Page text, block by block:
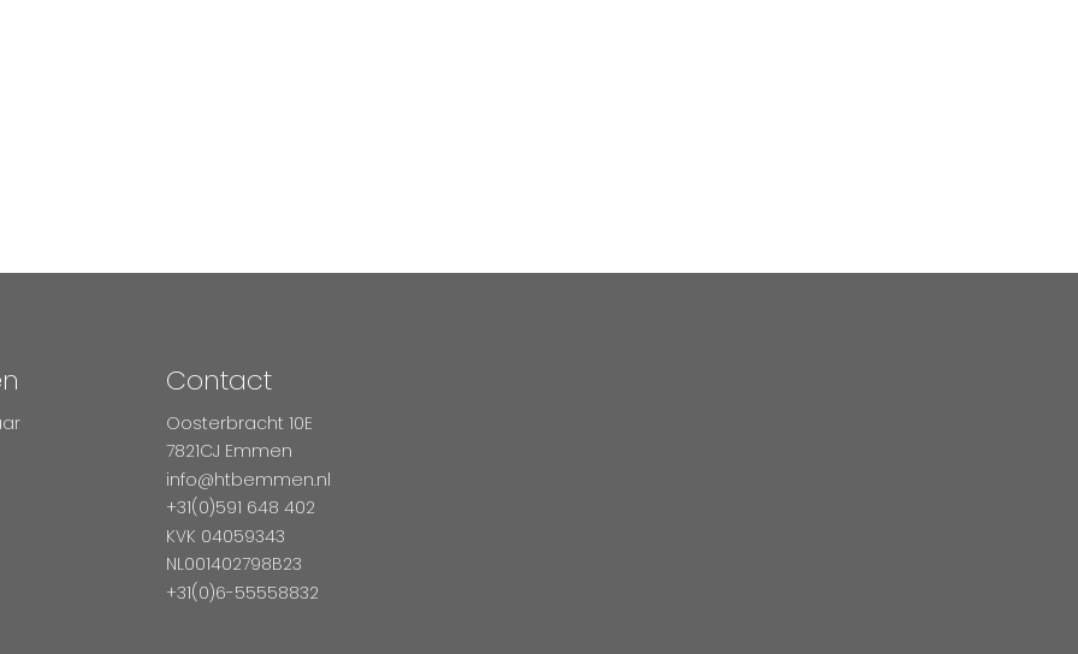
Contact
Oosterbracht 10E
7821CJ Emmen
info@htbemmen.nl
+31(0)591 648 402
KVK 04059343
NL001402798B23
+31(0)6-55558832